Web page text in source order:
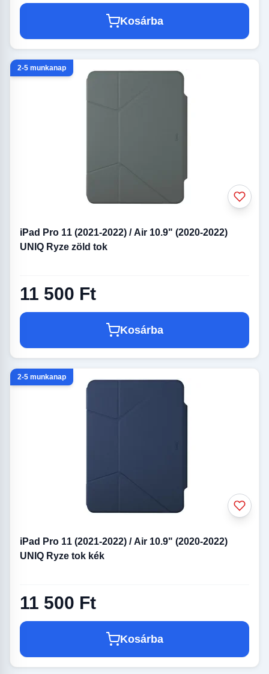
Kosárba
2-5 munkanap
iPad Pro 11 (2021-2022) / Air 10.9" (2020-2022)
UNIQ Ryze zöld tok
11 500 Ft
Kosárba
2-5 munkanap
iPad Pro 11 (2021-2022) / Air 10.9" (2020-2022)
UNIQ Ryze tok kék
11 500 Ft
Kosárba